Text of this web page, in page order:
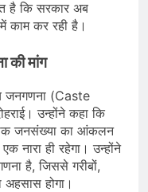
है कि सरकार अब
काम कर रही है।
की मांग
जनगणना (Caste
उन्होंने कहा कि
जनसंख्या का आंकलन
नारा ही रहेगा। उन्होंने
है, जिससे गरीबों,
अहसास होगा।